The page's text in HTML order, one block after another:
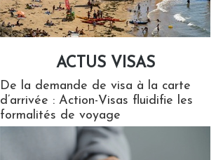
ACTUS VISAS
De la demande de visa à la carte
d’arrivée : Action-Visas fluidifie les
formalités de voyage